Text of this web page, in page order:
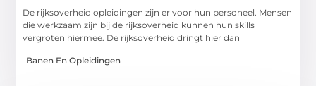
De rijksoverheid opleidingen zijn er voor hun personeel. Mensen
die werkzaam zijn bij de rijksoverheid kunnen hun skills
vergroten hiermee. De rijksoverheid dringt hier dan
Banen En Opleidingen